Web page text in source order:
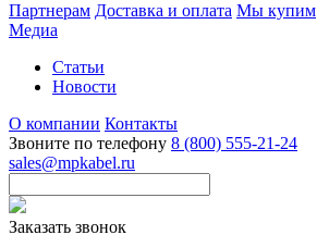
Партнерам Доставка и оплата Мы купим
Медиа
Статьи
Новости
О компании Контакты
Звоните по телефону 8 (800) 555-21-24
sales@mpkabel.ru
Заказать звонок